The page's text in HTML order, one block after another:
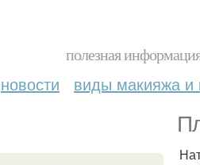
полезная
новости виды макияжа и